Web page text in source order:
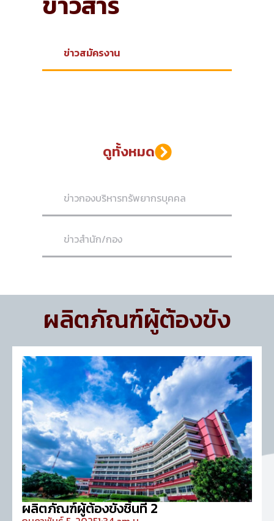
ข่าวสมัครงาน
ข่าวกองบริหารทรัพยากรบุคคล
ข่าวสำนัก/กอง
ดูทั้งหมด
ผลิตภัณฑ์ผู้ต้องขัง
ผลิตภัณฑ์ผู้ต้องขังชิ้นที่ 2